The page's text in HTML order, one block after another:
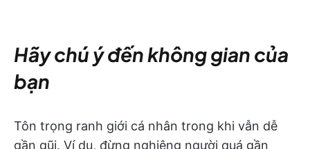
Hãy chú ý đến không gian của
bạn
Tôn trọng ranh giới cá nhân trong khi vẫn dễ
gần gũi. Ví dụ, đừng nghiêng người quá gần